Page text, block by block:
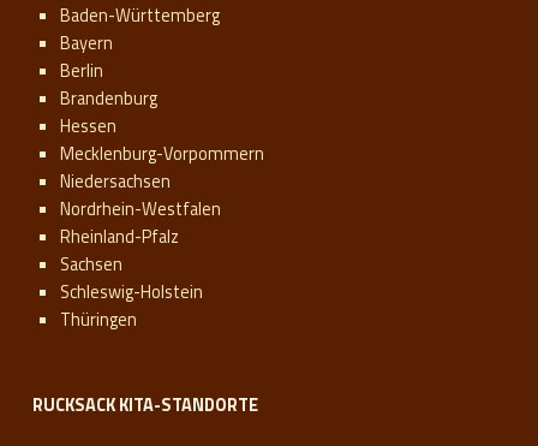
Baden-Württemberg
Bayern
Berlin
Brandenburg
Hessen
Mecklenburg-Vorpommern
Niedersachsen
Nordrhein-Westfalen
Rheinland-Pfalz
Sachsen
Schleswig-Holstein
Thüringen
RUCKSACK KITA-STANDORTE